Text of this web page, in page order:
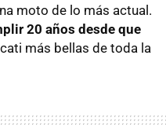
moto de lo más actual.
20 años desde que
más bellas de toda la